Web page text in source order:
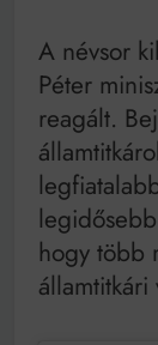
A névsor
Péter
reagált.
hogy több